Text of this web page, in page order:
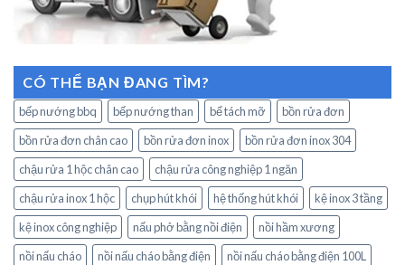
CÓ THỂ BẠN ĐANG TÌM?
bếp nướng bbq bếp nướng than bể tách mỡ
bồn rửa đơn
bồn rửa đơn chân cao
bồn rửa đơn inox
bồn rửa đơn inox 304
chậu rửa 1 hộc chân cao
chậu rửa công nghiệp 1 ngăn
chậu rửa inox 1 hộc
chụp hút khói hệ thống hút khói
kệ inox 3 tầng
kệ inox công nghiệp
nấu phở bằng nồi điện
nồi hầm xương
nồi nấu cháo
nồi nấu cháo bằng điện
nồi nấu cháo bằng điện 100L